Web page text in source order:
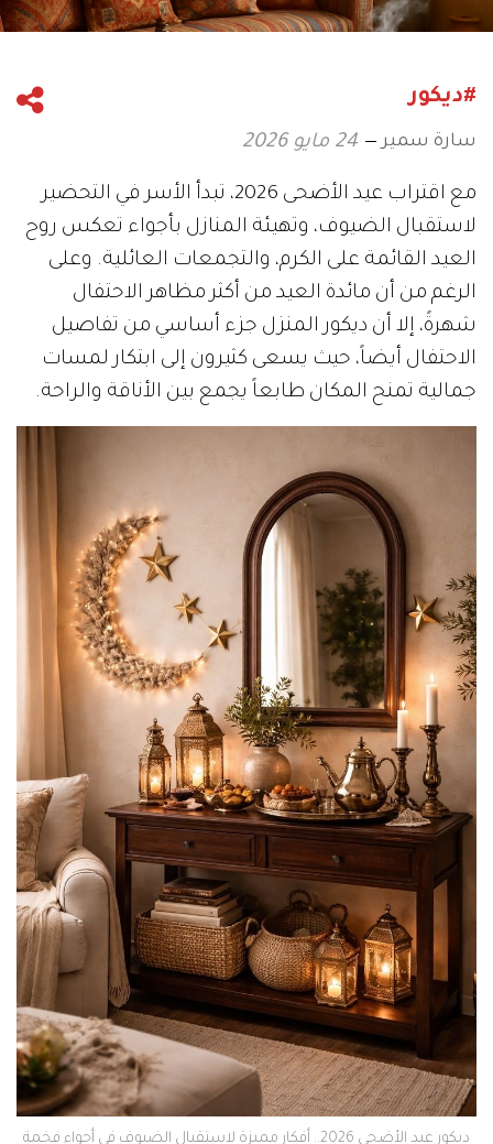
#ديكور
سارة سمير 24 مايو 2026
مع اقتراب عيد الأضحى 2026، تبدأ الأسر في التحضير
لاستقبال الضيوف، وتهيئة المنازل بأجواء تعكس روح
العيد القائمة على الكرم، والتجمعات العائلية. وعلى
الرغم من أن مائدة العيد من أكثر مظاهر الاحتفال
شهرةً، إلا أن ديكور المنزل جزء أساسي من تفاصيل
الاحتفال أيضاً، حيث يسعى كثيرون إلى ابتكار لمسات
جمالية تمنح المكان طابعاً يجمع بين الأناقة والراحة.
ديكور عيد الأضحى 2026.. أفكار مميزة لاستقبال الضيوف في أجواء فخمة